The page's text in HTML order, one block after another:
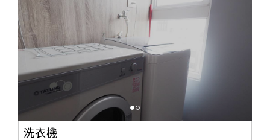
國
旅
卡
房
請
款洗衣機